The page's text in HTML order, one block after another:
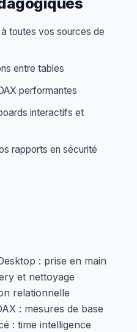
toutes vos sources de
entre tables
performantes
interactifs et
rapports en sécurité
: prise en main
et nettoyage
relationnelle
: mesures de base
: time intelligence